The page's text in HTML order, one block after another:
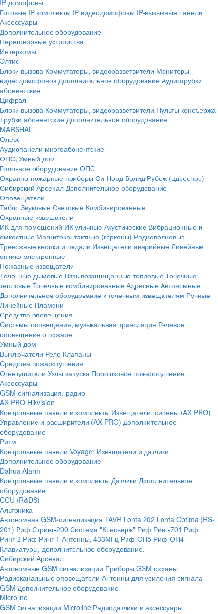
IP домофоны
Готовые IP комплекты IP видеодомофоны IP-вызывные панели
Аксессуары
Дополнительное оборудование
Переговорные устройства
Интеркомы
Элтис
Блоки вызова Коммутаторы, видеоразветвители Мониторы
видеодомофонов Дополнительное оборудование Аудиотрубки
абонентские
Цифрал
Блоки вызова Коммутаторы, видеоразветвители Пульты консъержа
Трубки абонентские Дополнительное оборудование
MARSHAL
Олевс
Аудиопанели многоабонентские
ОПС, Умный дом
Головное оборудование ОПС
Охранно-пожарные приборы Си-Норд Болид Рубеж (адресное)
Сибирский Арсенал Дополнительное оборудование
Оповещатели
Табло Звуковые Световые Комбинированные
Охранные извещатели
ИК для помещений ИК уличные Акустические Вибрационные и
емкостные Магнитоконтактные (герконы) Радиоволновые
Тревожные кнопки и педали Извещатели аварийные Линейные
оптико-электронные
Пожарные извещатели
Точечные дымовые Взрывозащищенные тепловые Точечные
тепловые Точечные комбинированные Адресные Автономные
Дополнительное оборудование к точечным извещателям Ручные
Линейные Пламени
Средства оповещения
Системы оповещения, музыкальная трансляция Речевое
оповещение о пожаре
Умный дом
Выключатели Реле Клапаны
Средства пожаротушения
Огнетушители Узлы запуска Порошковое пожаротушение
Аксессуары
GSM-сигнализация, радио
AX PRO Hikvision
Контрольные панели и комплекты Извещатели, сирены (AX PRO)
Управление и расширители (AX PRO) Дополнительное
оборудование
Ритм
Контрольные панели Voyager Извещатели и датчики
Дополнительное оборудование
Dahua Alarm
Контрольные панели и комплекты Датчики Дополнительное
оборудование
CCU (R&DS)
Альтоника
Автономная GSM-сигнализация TAVR Lonta 202 Lonta Optima (RS-
201) Риф Стринг-200 Система "Консьерж" Риф Ринг-701 Риф
Ринг-2 Риф Ринг-1 Антенны, 433МГц Риф-ОП5 Риф-ОП4
Клавиатуры, дополнительное оборудование.
Сибирский Арсенал
Автономные GSM сигнализации Приборы GSM охраны
Радиоканальные оповещатели Антенны для усиления сигнала
GSM Дополнительное оборудование
Microline
GSM cигнализации Microline Радиодатчики и аксессуары